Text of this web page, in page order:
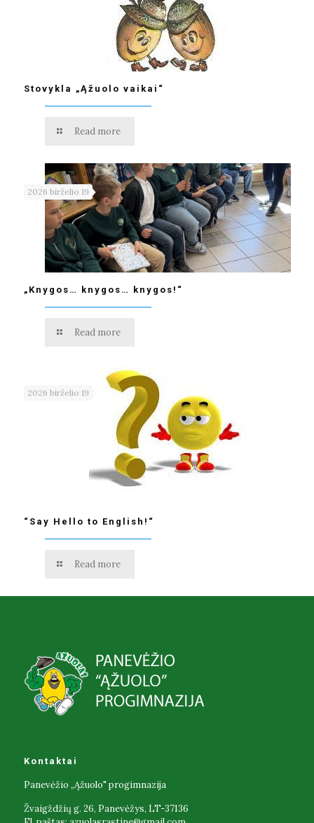
Stovykla „Ąžuolo vaikai“
Read more
2026 birželio 19
„Knygos… knygos… knygos!“
Read more
2026 birželio 19
“Say Hello to English!“
Read more
Kontaktai
Panevėžio „Ąžuolo" progimnazija
Žvaigždžių g. 26, Panevėžys, LT-37136